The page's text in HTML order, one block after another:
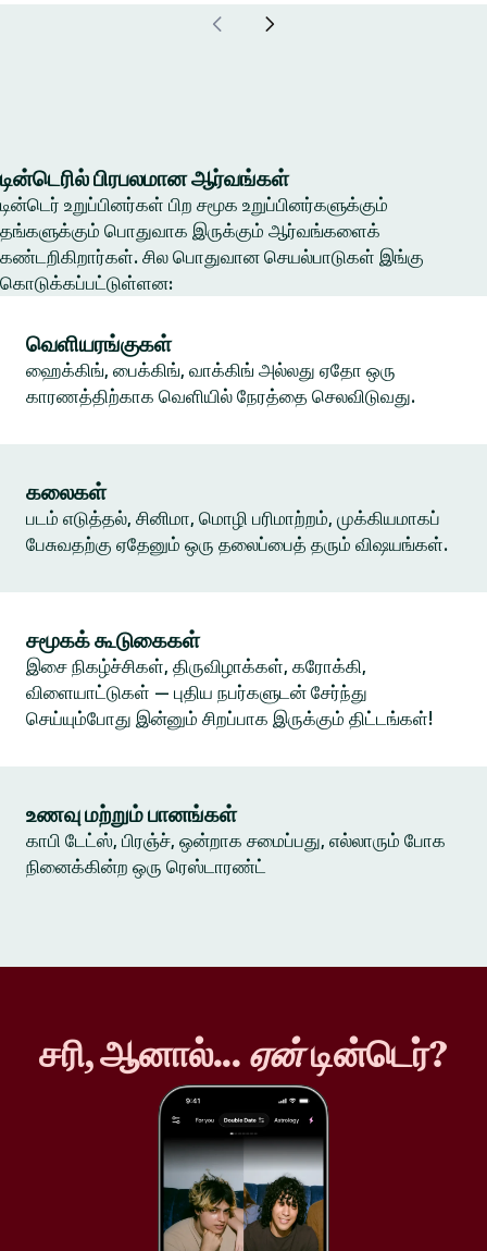
டின்டெரில் பிரபலமான ஆர்வங்கள்
டின்டெர் உறுப்பினர்கள் பிற சமூக உறுப்பினர்களுக்கும்
தங்களுக்கும் பொதுவாக இருக்கும் ஆர்வங்களைக்
கண்டறிகிறார்கள். சில பொதுவான செயல்பாடுகள் இங்கு
கொடுக்கப்பட்டுள்ளன:
வெளியரங்குகள்
ஹைக்கிங், பைக்கிங், வாக்கிங் அல்லது ஏதோ ஒரு
காரணத்திற்காக வெளியில் நேரத்தை செலவிடுவது.
கலைகள்
படம் எடுத்தல், சினிமா, மொழி பரிமாற்றம், முக்கியமாகப்
பேசுவதற்கு ஏதேனும் ஒரு தலைப்பைத் தரும் விஷயங்கள்.
சமூகக் கூடுகைகள்
இசை நிகழ்ச்சிகள், திருவிழாக்கள், கரோக்கி,
விளையாட்டுகள் — புதிய நபர்களுடன் சேர்ந்து
செய்யும்போது இன்னும் சிறப்பாக இருக்கும் திட்டங்கள்!
உணவு மற்றும் பானங்கள்
காபி டேட்ஸ், பிரஞ்ச், ஒன்றாக சமைப்பது, எல்லாரும் போக
நினைக்கின்ற ஒரு ரெஸ்டாரண்ட்
சரி, ஆனால்... ஏன்டின்டெர்?